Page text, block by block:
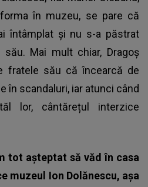
în muzeu, se pare că
întâmplat și nu s-a păstrat
Mai mult chiar, Dragoș
fratele său că încearcă de
în scandaluri, iar atunci când
lor, cântărețul interzice
tot așteptat să văd în casa
muzeul Ion Dolănescu, așa